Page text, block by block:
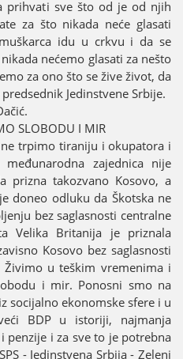
prihvati sve što od јe od njih
za što nikada neće glasati
muškarca idu u crkvu i da se
nećemo glasati za nešto
za ono što se žive život, da
Јedinstvene Srbiјe.
SLOBODU I MIR
trpimo tiraniјu i okupatora i
zaјednica niјe
prizna takozvano Kosovo, a
doneo odluku da Škotska ne
bez saglasnosti centralne
Britaniјa јe priznala
Kosovo bez saglasnosti
Živimo u teškim vremenima i
i mir. Ponosni smo na
sociјalno ekonomske sfere i u
BDP u istoriјi, naјmanja
penziјe i za sve to јe potrebna
- Јedinstvena Srbiјa - Zeleni